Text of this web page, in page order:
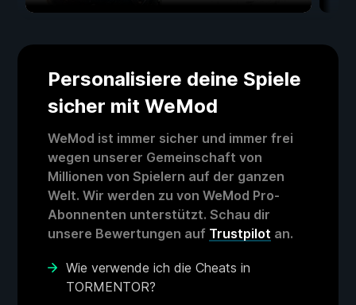
Personalisiere deine Spiele
sicher mit WeMod
WeMod ist immer sicher und immer frei
wegen unserer Gemeinschaft von
Millionen von Spielern auf der ganzen
Welt. Wir werden zu von WeMod Pro-
Abonnenten unterstützt. Schau dir
unsere Bewertungen auf Trustpilot an.
Wie verwende ich die Cheats in
TORMENTOR?